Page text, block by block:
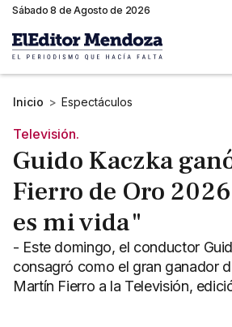
Sábado 8 de Agosto de 2026
Inicio > Espectáculos
Televisión.
Guido Kaczka
Fierro de Oro
es mi vida"
- Este domingo, el conductor
consagró como el gran ganador
Martín Fierro a la Televisión,